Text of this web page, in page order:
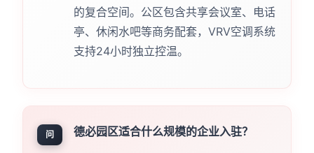
的复合空间。公区包含共享会议室、电话
亭、休闲水吧等商务配套，VRV空调系统
支持24小时独立控温。
问 德必园区适合什么规模的企业入驻？